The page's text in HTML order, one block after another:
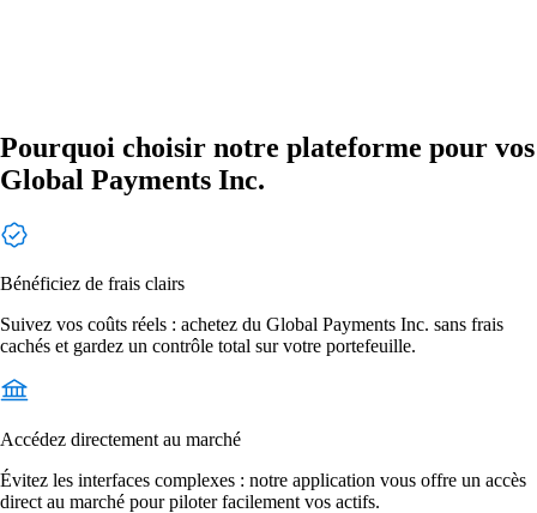
Pourquoi choisir notre plateforme pour vos
Global Payments Inc.
Bénéficiez de frais clairs
Suivez vos coûts réels : achetez du Global Payments Inc. sans frais
cachés et gardez un contrôle total sur votre portefeuille.
Accédez directement au marché
Évitez les interfaces complexes : notre application vous offre un accès
direct au marché pour piloter facilement vos actifs.